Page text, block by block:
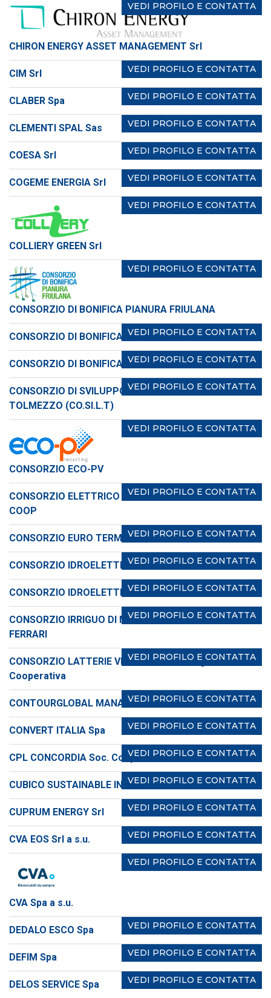
VEDI PROFILO E CONTATTA
CHIRON ENERGY ASSET MANAGEMENT Srl
VEDI PROFILO E CONTATTA
CIM Srl
VEDI PROFILO E CONTATTA
CLABER Spa
VEDI PROFILO E CONTATTA
CLEMENTI SPAL Sas
VEDI PROFILO E CONTATTA
COESA Srl
VEDI PROFILO E CONTATTA
COGEME ENERGIA Srl
VEDI PROFILO E CONTATTA
COLLIERY GREEN Srl
VEDI PROFILO E CONTATTA
CONSORZIO DI BONIFICA PIANURA FRIULANA
VEDI PROFILO E CONTATTA
CONSORZIO DI BONIFICA PIAVE
VEDI PROFILO E CONTATTA
CONSORZIO DI BONIFICA VERONESE
VEDI PROFILO E CONTATTA
CONSORZIO DI SVILUPPO ECONOMICO LOCALE DI
TOLMEZZO (CO.SI.L.T)
VEDI PROFILO E CONTATTA
CONSORZIO ECO-PV
VEDI PROFILO E CONTATTA
CONSORZIO ELETTRICO DI POZZA DI FASSA SOC.
COOP
VEDI PROFILO E CONTATTA
CONSORZIO EURO TERMINAL ENERGIA Scrl
VEDI PROFILO E CONTATTA
CONSORZIO IDROELETTRICO DI ESENTA
VEDI PROFILO E CONTATTA
CONSORZIO IDROELETTRICO DI SALAGO
VEDI PROFILO E CONTATTA
CONSORZIO IRRIGUO DI MIGLIOR.FOND.CANALE DE
FERRARI
VEDI PROFILO E CONTATTA
CONSORZIO LATTERIE VIRGILIO Società Agricola
Cooperativa
VEDI PROFILO E CONTATTA
CONTOURGLOBAL MANAGEMENT ITALY Srl
VEDI PROFILO E CONTATTA
CONVERT ITALIA Spa
VEDI PROFILO E CONTATTA
CPL CONCORDIA Soc. Coop
VEDI PROFILO E CONTATTA
CUBICO SUSTAINABLE INVESTMENTS ITALY Srl
VEDI PROFILO E CONTATTA
CUPRUM ENERGY Srl
VEDI PROFILO E CONTATTA
CVA EOS Srl a s.u.
VEDI PROFILO E CONTATTA
CVA Spa a s.u.
VEDI PROFILO E CONTATTA
DEDALO ESCO Spa
VEDI PROFILO E CONTATTA
DEFIM Spa
VEDI PROFILO E CONTATTA
DELOS SERVICE Spa